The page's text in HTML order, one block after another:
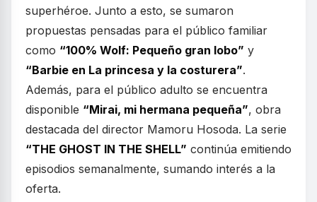
superhéroe. Junto a esto, se sumaron
propuestas pensadas para el público familiar
como “100% Wolf: Pequeño gran lobo” y
“Barbie en La princesa y la costurera”.
Además, para el público adulto se encuentra
disponible “Mirai, mi hermana pequeña”, obra
destacada del director Mamoru Hosoda. La serie
“THE GHOST IN THE SHELL” continúa emitiendo
episodios semanalmente, sumando interés a la
oferta.